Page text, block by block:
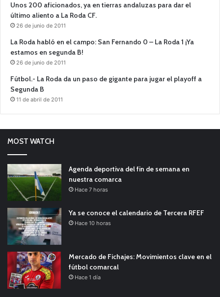
Unos 200 aficionados, ya en tierras andaluzas para dar el
último aliento a La Roda CF.
26 de junio de 2011
La Roda habló en el campo: San Fernando 0 – La Roda 1 ¡Ya
estamos en segunda B!
26 de junio de 2011
Fútbol.- La Roda da un paso de gigante para jugar el playoff a
Segunda B
11 de abril de 2011
MOST WATCH
Agenda deportiva del fin de semana en
nuestra comarca
Hace 7 horas
Ya se conoce el calendario de Tercera RFEF
Hace 10 horas
Mercado de Fichajes: Movimientos clave en el
fútbol comarcal
Hace 1 día